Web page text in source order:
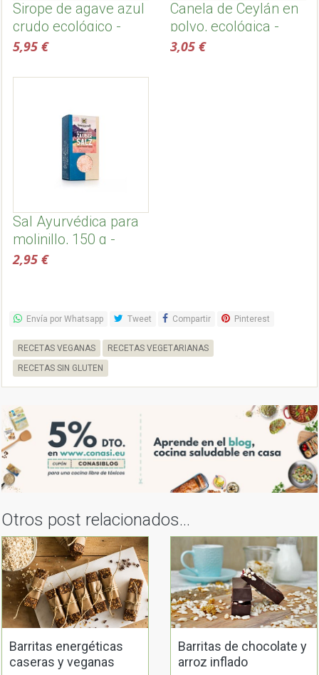
Sirope de agave azul
crudo ecológico -
Salud Viva
5,95 €
Canela de Ceylán en
polvo, ecológica -
Sonnentor
3,05 €
Sal Ayurvédica para
molinillo, 150 g -
Sonnentor
2,95 €
Envía por Whatsapp Tweet Compartir Pinterest
RECETAS VEGANAS
RECETAS VEGETARIANAS
RECETAS SIN GLUTEN
Otros post relacionados...
Barritas energéticas
caseras y veganas
Barritas de chocolate y
arroz inflado